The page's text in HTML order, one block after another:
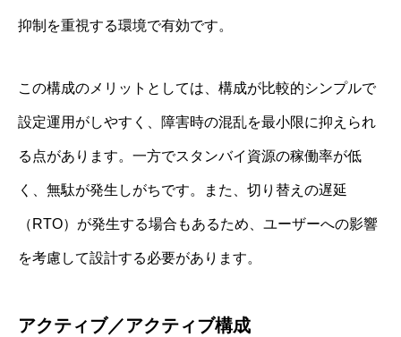
抑制を重視する環境で有効です。
この構成のメリットとしては、構成が比較的シンプルで
設定運用がしやすく、障害時の混乱を最小限に抑えられ
る点があります。一方でスタンバイ資源の稼働率が低
く、無駄が発生しがちです。また、切り替えの遅延
（RTO）が発生する場合もあるため、ユーザーへの影響
を考慮して設計する必要があります。
アクティブ／アクティブ構成